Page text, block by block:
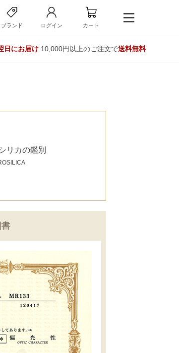
ブランド ログイン カート
日にお届け10,000円以上のご注文で送料無料
リカの鑑別